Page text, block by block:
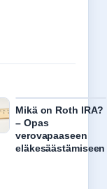
Mikä on Roth IRA?
– Opas
verovapaaseen
eläkesäästämiseen